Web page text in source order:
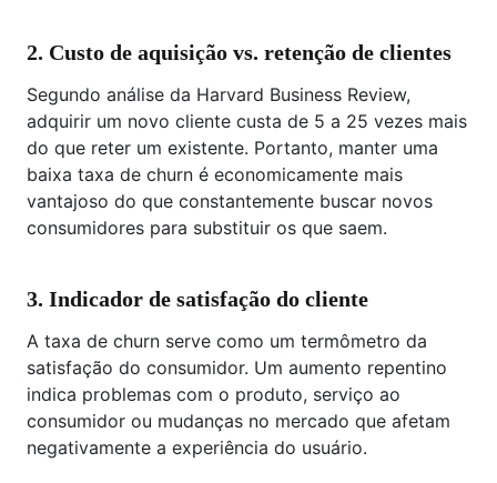
2. Custo de aquisição vs. retenção de clientes
Segundo análise da Harvard Business Review,
adquirir um novo cliente custa de 5 a 25 vezes mais
do que reter um existente. Portanto, manter uma
baixa taxa de churn é economicamente mais
vantajoso do que constantemente buscar novos
consumidores para substituir os que saem.
3. Indicador de satisfação do cliente
A taxa de churn serve como um termômetro da
satisfação do consumidor. Um aumento repentino
indica problemas com o produto, serviço ao
consumidor ou mudanças no mercado que afetam
negativamente a experiência do usuário.